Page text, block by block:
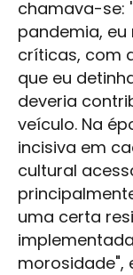
chamava-se:
pandemia,
críticas, com
que eu
deveria
veículo. Na
incisiva em
cultural
uma certa
morosidade",